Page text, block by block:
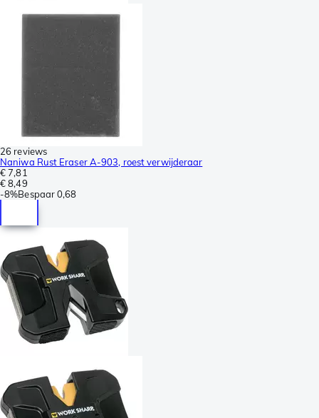
26 reviews
Naniwa Rust Eraser A-903, roest verwijderaar
€ 7,81
€ 8,49
-8%Bespaar0,68